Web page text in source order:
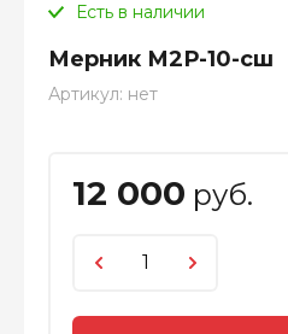
Есть в наличии
Мерник М2Р-10-сш
Артикул: нет
12 000 руб.